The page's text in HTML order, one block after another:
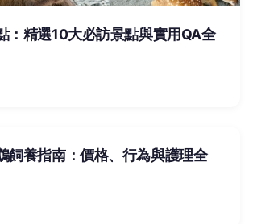
：精選10大必訪景點與實用QA全
飼養指南：價格、行為與護理全